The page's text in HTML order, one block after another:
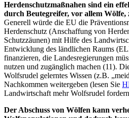
Herdenschutzmaßnahen sind ein
durch Beutegreifer, vor allem Wölfe,
Generell würde die EU die
Herdenschutz (Anschaffung von
Schutzzäunen) mit Hilfe des
Entwicklung des ländlichen Raums
finanzieren, die Landesregierungen
nutzen und zugänglich machen (11).
Wolfsrudel gelerntes Wissen (z.B.
Nachkommen weitergeben (lesen Sie
Landwirtschaft mehr Wolfsrudel
Der Abschuss von Wölfen kann